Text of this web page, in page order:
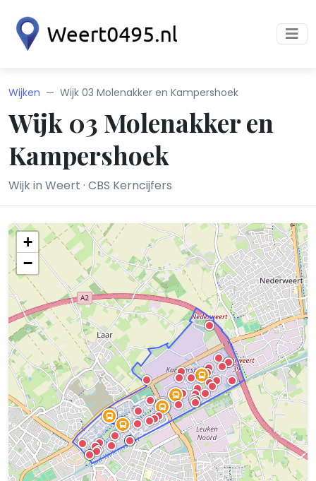
Wijken Wijk 03 Molenakker en Kampershoek
Wijk 03 Molenakker en
Kampershoek
Wijk in Weert · CBS Kerncijfers
+
−